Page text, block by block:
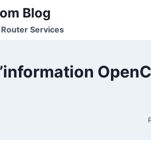
Blog
Router Services